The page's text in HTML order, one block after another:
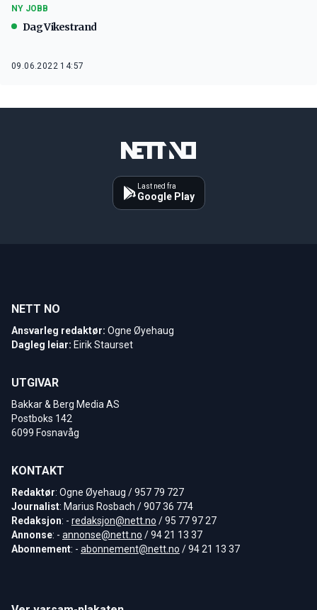
NY JOBB
Dag Vikestrand
09.06.2022 14:57
Last ned fra
Google Play
NETT NO
Ansvarleg redaktør: Ogne Øyehaug
Dagleg leiar: Eirik Staurset
UTGIVAR
Bakkar & Berg Media AS
Postboks 142
6099 Fosnavåg
KONTAKT
Redaktør: Ogne Øyehaug / 957 79 727
Journalist: Marius Rosbach / 907 36 774
Redaksjon: - redaksjon@nett.no / 95 77 97 27
Annonse: - annonse@nett.no / 94 21 13 37
Abonnement: - abonnement@nett.no / 94 21 13 37